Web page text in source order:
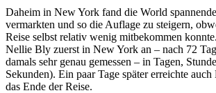
Daheim in New York fand die World
vermarkten und so die Auflage zu steigern,
Reise selbst relativ wenig mitbekommen
Nellie Bly zuerst in New York an – nach 72
damals sehr genau gemessen – in Tagen,
Sekunden). Ein paar Tage später erreichte
das Ende der Reise.